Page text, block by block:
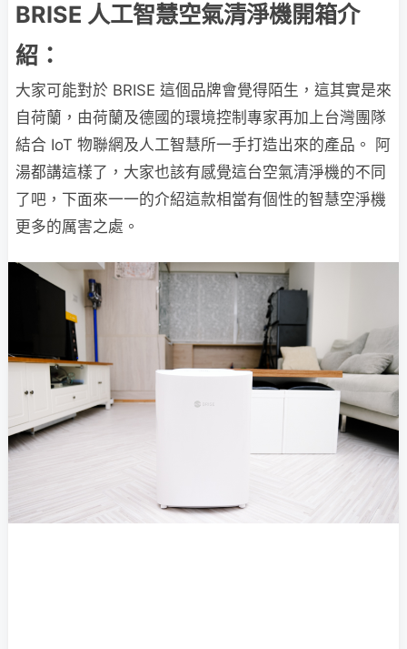
BRISE 人工智慧空氣清淨機開箱介
紹：
大家可能對於 BRISE 這個品牌會覺得陌生，這其實是來
自荷蘭，由荷蘭及德國的環境控制專家再加上台灣團隊
結合 IoT 物聯網及人工智慧所一手打造出來的產品。 阿
湯都講這樣了，大家也該有感覺這台空氣清淨機的不同
了吧，下面來一一的介紹這款相當有個性的智慧空淨機
更多的厲害之處。